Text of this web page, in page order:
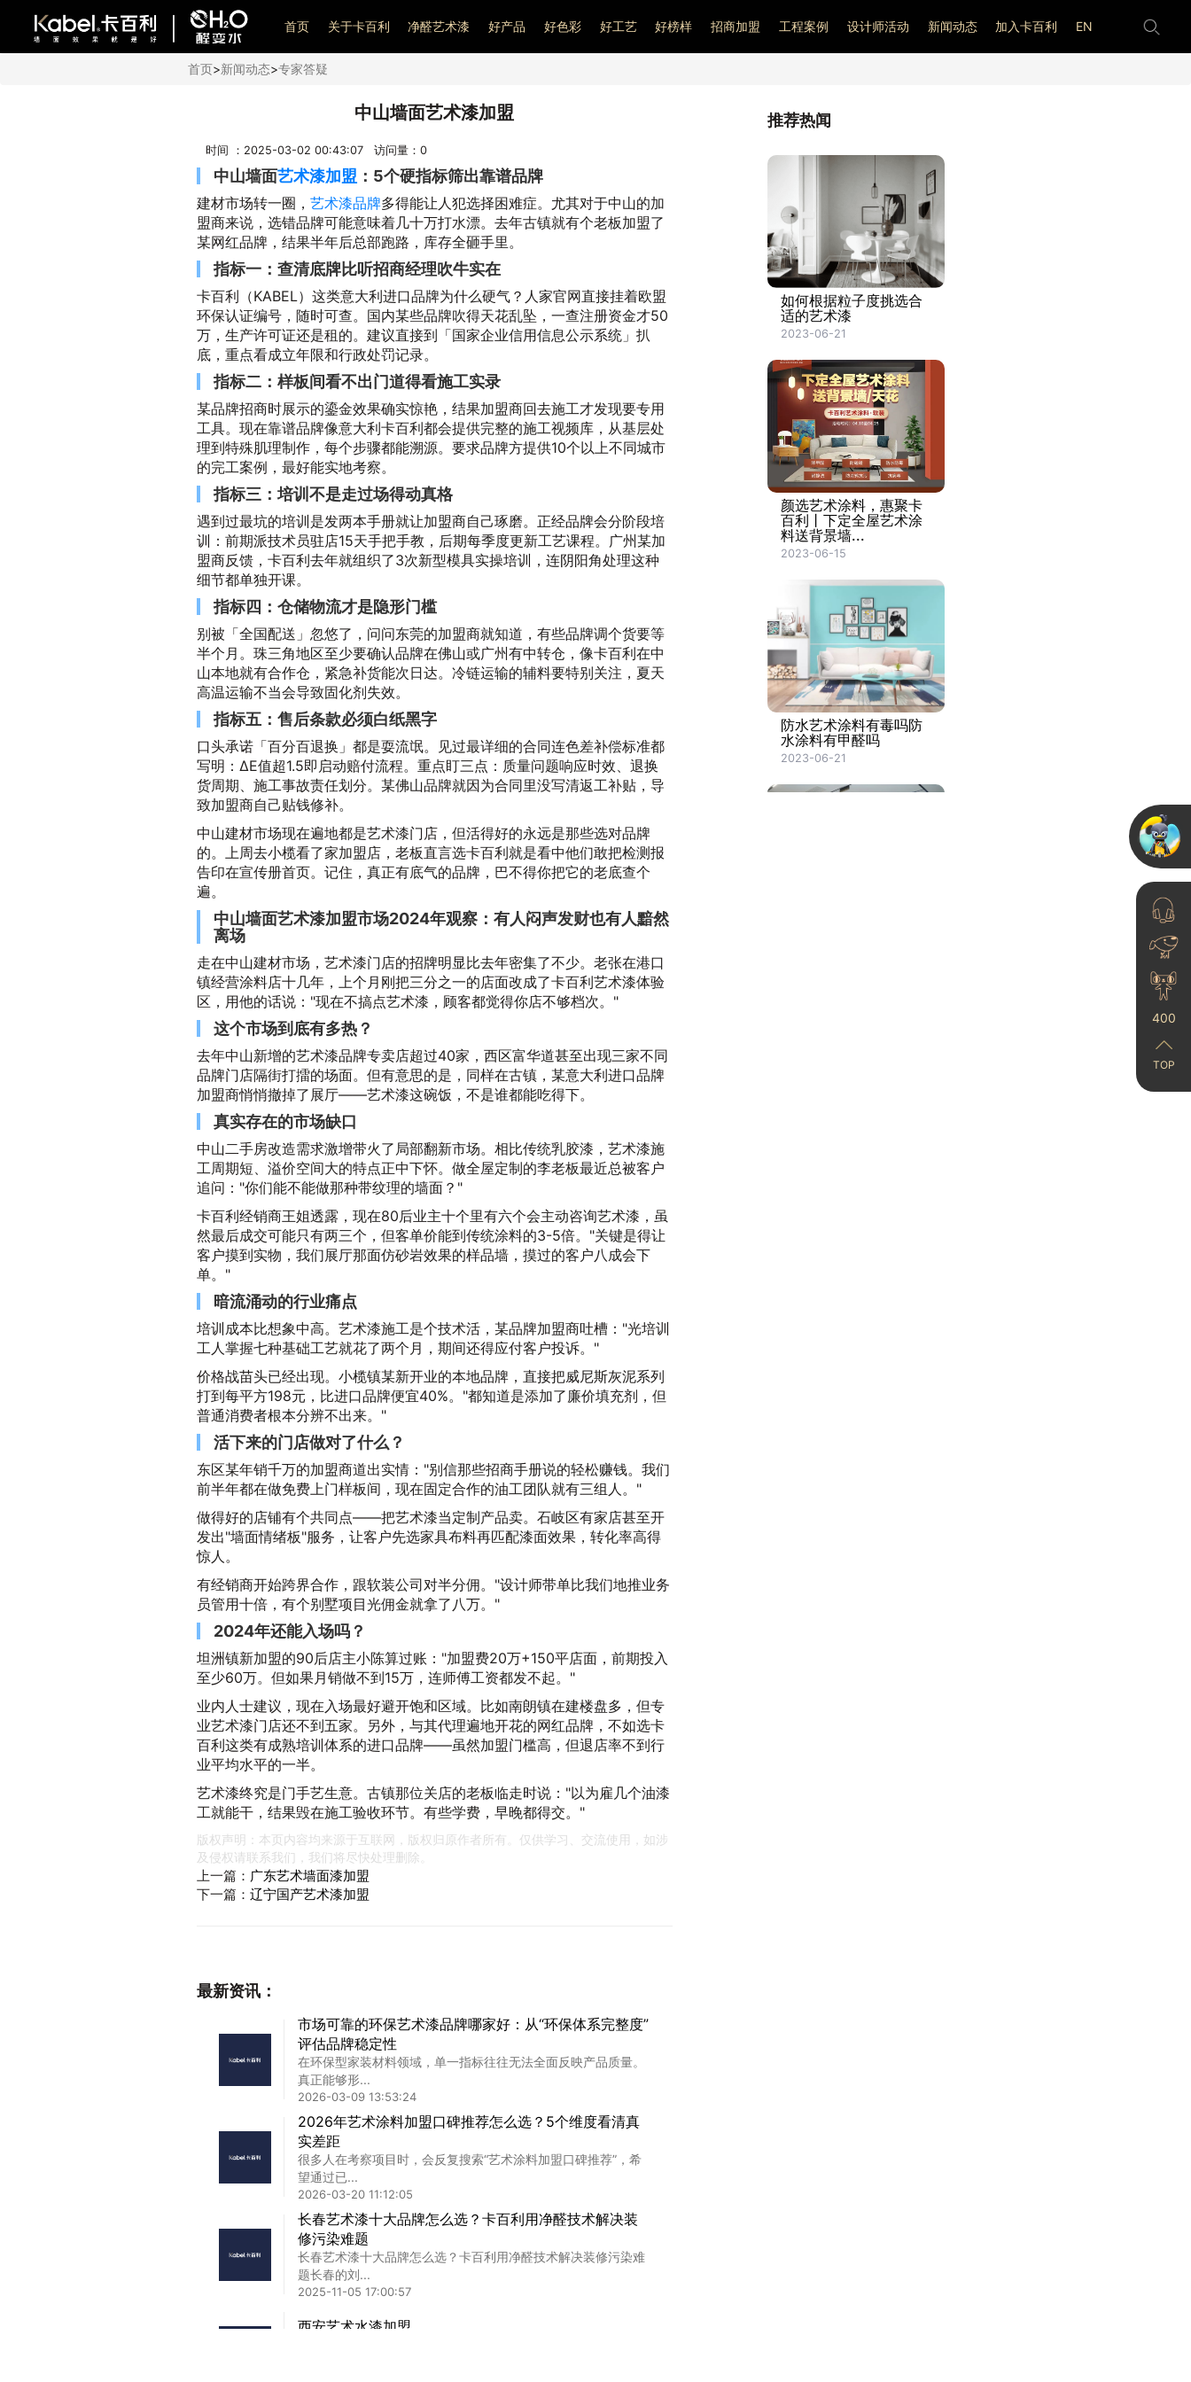
艺术漆加盟
首页 关于卡百利 净醛艺术漆 好产品 好色彩 好工艺 好榜样 招商加盟 工程案例 设计师活动 新闻动态 加入卡百利 EN
首页>新闻动态>专家答疑
中山墙面艺术漆加盟
时间 ：2025-03-02 00:43:07 访问量： 0
中山墙面艺术漆加盟 ：5个硬指标筛出靠谱品牌
建材市场转一圈， 艺术漆品牌多得能让人犯选择困难症。尤其对于中山的加
盟商来说，选错品牌可能意味着几十万打水漂。去年古镇就有个老板加盟了
某网红品牌，结果半年后总部跑路，库存全砸手里。
指标一：查清底牌比听招商经理吹牛实在
卡百利（KABEL）这类意大利进口品牌为什么硬气？人家官网直接挂着欧盟
环保认证编号，随时可查。国内某些品牌吹得天花乱坠，一查注册资金才50
万，生产许可证还是租的。建议直接到「国家企业信用信息公示系统」扒
底，重点看成立年限和行政处罚记录。
指标二：样板间看不出门道得看施工实录
某品牌招商时展示的鎏金效果确实惊艳，结果加盟商回去施工才发现要专用
工具。现在靠谱品牌像意大利卡百利都会提供完整的施工视频库，从基层处
理到特殊肌理制作，每个步骤都能溯源。要求品牌方提供10个以上不同城市
的完工案例，最好能实地考察。
指标三：培训不是走过场得动真格
遇到过最坑的培训是发两本手册就让加盟商自己琢磨。正经品牌会分阶段培
训：前期派技术员驻店15天手把手教，后期每季度更新工艺课程。广州某加
盟商反馈，卡百利去年就组织了3次新型模具实操培训，连阴阳角处理这种
细节都单独开课。
指标四：仓储物流才是隐形门槛
别被「全国配送」忽悠了，问问东莞的加盟商就知道，有些品牌调个货要等
半个月。珠三角地区至少要确认品牌在佛山或广州有中转仓，像卡百利在中
山本地就有合作仓，紧急补货能次日达。冷链运输的辅料要特别关注，夏天
高温运输不当会导致固化剂失效。
指标五：售后条款必须白纸黑字
口头承诺「百分百退换」都是耍流氓。见过最详细的合同连色差补偿标准都
写明：ΔE值超1.5即启动赔付流程。重点盯三点：质量问题响应时效、退换
货周期、施工事故责任划分。某佛山品牌就因为合同里没写清返工补贴，导
致加盟商自己贴钱修补。
中山建材市场现在遍地都是艺术漆门店，但活得好的永远是那些选对品牌
的。上周去小榄看了家加盟店，老板直言选卡百利就是看中他们敢把检测报
告印在宣传册首页。记住，真正有底气的品牌，巴不得你把它的老底查个
遍。
中山墙面艺术漆加盟市场2024年观察：有人闷声发财也有人黯然
离场
走在中山建材市场，艺术漆门店的招牌明显比去年密集了不少。老张在港口
镇经营涂料店十几年，上个月刚把三分之一的店面改成了卡百利艺术漆体验
区，用他的话说："现在不搞点艺术漆，顾客都觉得你店不够档次。"
这个市场到底有多热？
去年中山新增的艺术漆品牌专卖店超过40家，西区富华道甚至出现三家不同
品牌门店隔街打擂的场面。但有意思的是，同样在古镇，某意大利进口品牌
加盟商悄悄撤掉了展厅——艺术漆这碗饭，不是谁都能吃得下。
真实存在的市场缺口
中山二手房改造需求激增带火了局部翻新市场。相比传统乳胶漆，艺术漆施
工周期短、溢价空间大的特点正中下怀。做全屋定制的李老板最近总被客户
追问："你们能不能做那种带纹理的墙面？"
卡百利经销商王姐透露，现在80后业主十个里有六个会主动咨询艺术漆，虽
然最后成交可能只有两三个，但客单价能到传统涂料的3-5倍。"关键是得让
客户摸到实物，我们展厅那面仿砂岩效果的样品墙，摸过的客户八成会下
单。"
暗流涌动的行业痛点
培训成本比想象中高。艺术漆施工是个技术活，某品牌加盟商吐槽："光培训
工人掌握七种基础工艺就花了两个月，期间还得应付客户投诉。"
价格战苗头已经出现。小榄镇某新开业的本地品牌，直接把威尼斯灰泥系列
打到每平方198元，比进口品牌便宜40%。"都知道是添加了廉价填充剂，但
普通消费者根本分辨不出来。"
活下来的门店做对了什么？
东区某年销千万的加盟商道出实情："别信那些招商手册说的轻松赚钱。我们
前半年都在做免费上门样板间，现在固定合作的油工团队就有三组人。"
做得好的店铺有个共同点——把艺术漆当定制产品卖。石岐区有家店甚至开
发出"墙面情绪板"服务，让客户先选家具布料再匹配漆面效果，转化率高得
惊人。
有经销商开始跨界合作，跟软装公司对半分佣。"设计师带单比我们地推业务
员管用十倍，有个别墅项目光佣金就拿了八万。"
2024年还能入场吗？
坦洲镇新加盟的90后店主小陈算过账："加盟费20万+150平店面，前期投入
至少60万。但如果月销做不到15万，连师傅工资都发不起。"
业内人士建议，现在入场最好避开饱和区域。比如南朗镇在建楼盘多，但专
业艺术漆门店还不到五家。另外，与其代理遍地开花的网红品牌，不如选卡
百利这类有成熟培训体系的进口品牌——虽然加盟门槛高，但退店率不到行
业平均水平的一半。
艺术漆终究是门手艺生意。古镇那位关店的老板临走时说："以为雇几个油漆
工就能干，结果毁在施工验收环节。有些学费，早晚都得交。"
版权声明：本页内容均来源于互联网，版权归原作者所有。仅供学习、交流使用，如涉
及侵权请联系我们，我们将尽快处理删除。
上一篇： 广东艺术墙面漆加盟
下一篇： 辽宁国产艺术漆加盟
最新资讯：
市场可靠的环保艺术漆品牌哪家好：从“环保体系完整度”
评估品牌稳定性
在环保型家装材料领域，单一指标往往无法全面反映产品质量。
真正能够形...
2026-03-09 13:53:24
2026年艺术涂料加盟口碑推荐怎么选？5个维度看清真
实差距
很多人在考察项目时，会反复搜索“艺术涂料加盟口碑推荐”，希
望通过已...
2026-03-20 11:12:05
长春艺术漆十大品牌怎么选？卡百利用净醛技术解决装
修污染难题
长春艺术漆十大品牌怎么选？卡百利用净醛技术解决装修污染难
题长春的刘...
2025-11-05 17:00:57
西安艺术水漆加盟
推荐热闻
如何根据粒子度挑选合
适的艺术漆
2023-06-21
颜选艺术涂料，惠聚卡
百利丨下定全屋艺术涂
料送背景墙...
2023-06-15
防水艺术涂料有毒吗防
水涂料有甲醛吗
2023-06-21
400
TOP